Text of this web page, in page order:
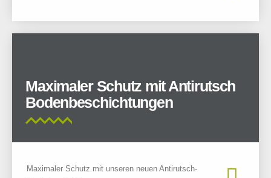
Maximaler Schutz mit Antirutsch
Bodenbeschichtungen
Maximaler Schutz mit unseren neuen Antirutsch-